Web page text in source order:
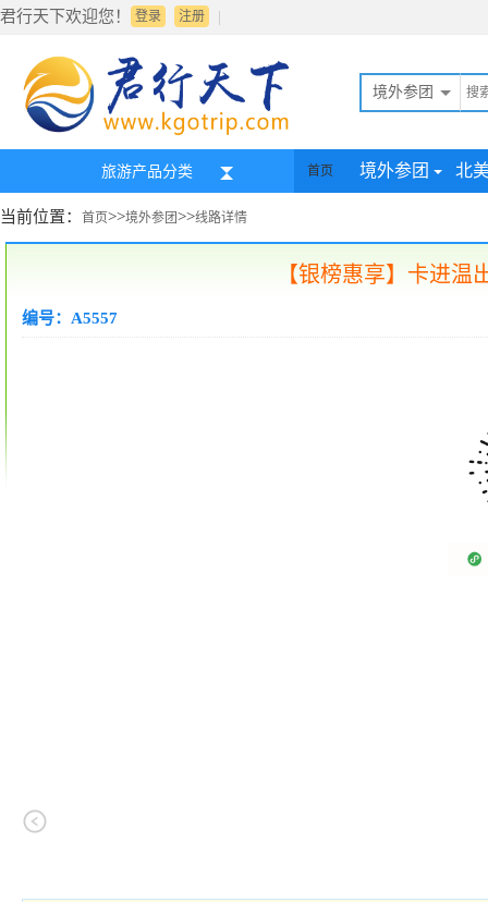
君行天下欢迎您！ 登录 |
注册
境外参团
旅游产品分类 首页 境外参团 北
当前位置： 首页>>境外参团>>线路详情
【银榜惠享】卡进温
编号：A5557